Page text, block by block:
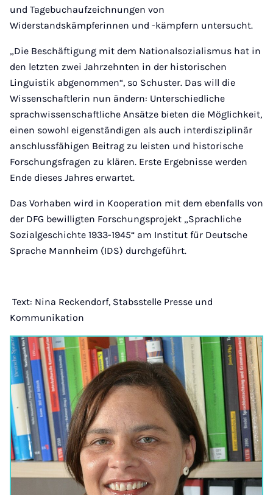
und Tagebuchaufzeichnungen von
Widerstandskämpferinnen und -kämpfern untersucht.
„Die Beschäftigung mit dem Nationalsozialismus hat in
den letzten zwei Jahrzehnten in der historischen
Linguistik abgenommen“, so Schuster. Das will die
Wissenschaftlerin nun ändern: Unterschiedliche
sprachwissenschaftliche Ansätze bieten die Möglichkeit,
einen sowohl eigenständigen als auch interdisziplinär
anschlussfähigen Beitrag zu leisten und historische
Forschungsfragen zu klären. Erste Ergebnisse werden
Ende dieses Jahres erwartet.
Das Vorhaben wird in Kooperation mit dem ebenfalls von
der DFG bewilligten Forschungsprojekt „Sprachliche
Sozialgeschichte 1933-1945“ am Institut für Deutsche
Sprache Mannheim (IDS) durchgeführt.
Text: Nina Reckendorf, Stabsstelle Presse und
Kommunikation